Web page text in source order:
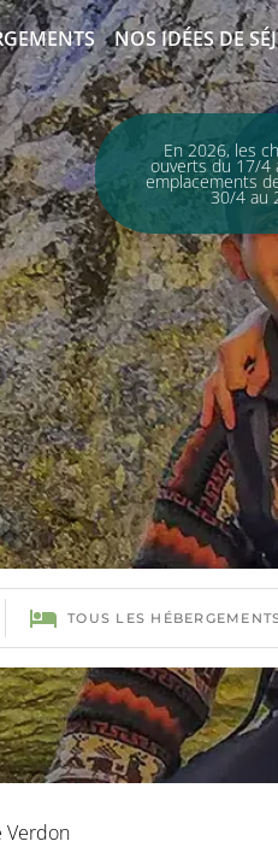
NOS IDÉES DE
En 2026, les
ouverts du 17/4
emplacements
30/4 au
Verdon